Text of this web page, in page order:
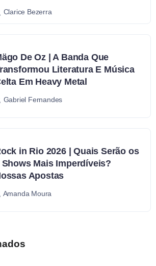
Clarice Bezerra
De Oz | A Banda Que
Literatura E Música
Em Heavy Metal
Gabriel Fernandes
in Rio 2026 | Quais Serão os
Shows Mais Imperdíveis?
Apostas
Amanda Moura